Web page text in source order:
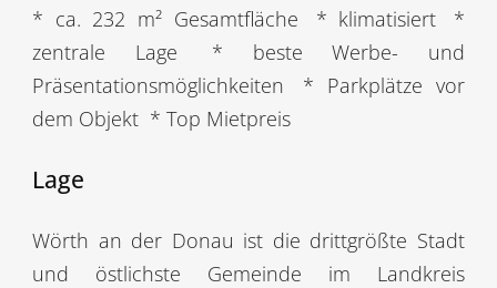
* ca. 232 m² Gesamtfläche * klimatisiert
*
zentrale Lage
* beste Werbe- und
Präsentationsmöglichkeiten
* Parkplätze vor
dem Objekt * Top Mietpreis
Lage
Wörth an der Donau ist die drittgrößte Stadt
und östlichste Gemeinde im Landkreis